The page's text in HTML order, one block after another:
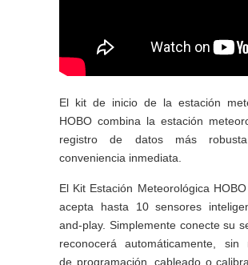
El kit de inicio de la estación
HOBO combina la estación
registro de datos más
conveniencia inmediata.
El Kit Estación Meteorológica
acepta hasta 10 sensores
and-play. Simplemente conecte su
reconocerá automáticamente, sin
de programación, cableado o